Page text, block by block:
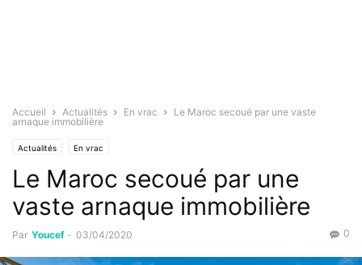
Accueil Actualités En vrac
Le Maroc secoué par une vaste
arnaque immobilière
Actualités En vrac
Le Maroc secoué par une
vaste arnaque immobilière
Par Youcef - 03/04/2020 0